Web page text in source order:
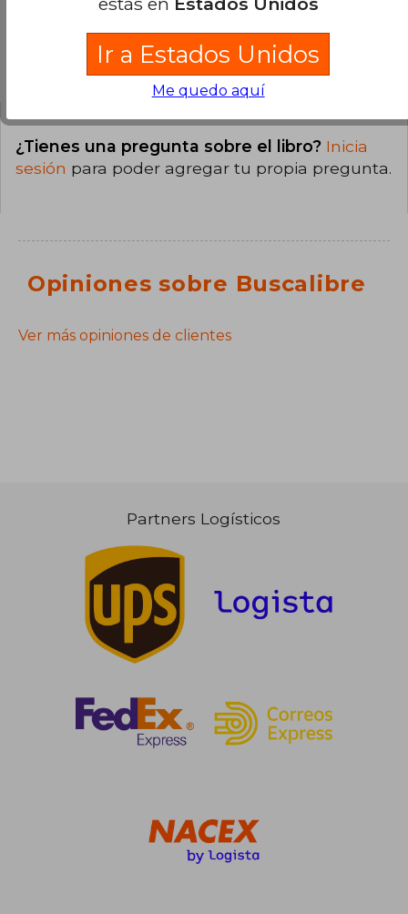
Preguntas y respuestas sobre el libro
¿Tienes una pregunta sobre el libro? Inicia
sesión para poder agregar tu propia pregunta.
Opiniones sobre Buscalibre
Ver más opiniones de clientes
Partners Logísticos
Ir a Estados Unidos
Me quedo aquí